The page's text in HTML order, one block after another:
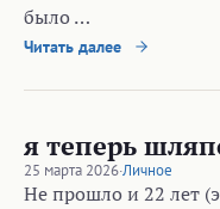
было …
Читать далее
я теперь
25 марта 2026·Личное
Не прошло и 22 лет